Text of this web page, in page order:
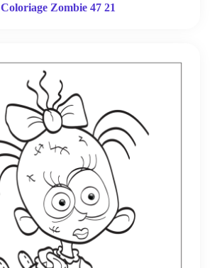
Coloriage Zombie 47 21